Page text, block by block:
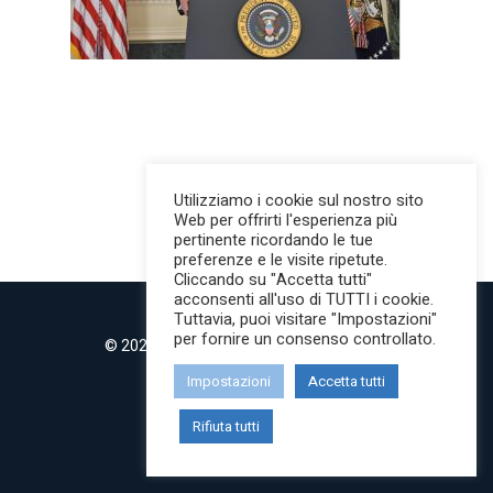
© 2022 MilanoMind | Tutti i diritti riservati.
P.IVA 09853820968
twitter instagram
Utilizziamo i cookie sul nostro sito
Web per offrirti l'esperienza più
pertinente ricordando le tue
preferenze e le visite ripetute.
Cliccando su "Accetta tutti"
acconsenti all'uso di TUTTI i cookie.
Tuttavia, puoi visitare "Impostazioni"
per fornire un consenso controllato.
Impostazioni Accetta tutti
Rifiuta tutti